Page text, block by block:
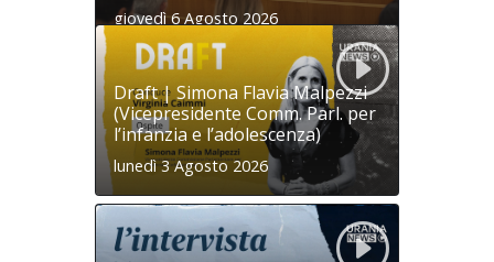
giovedì 6 Agosto 2026
Draft | Simona Flavia Malpezzi
(Vicepresidente Comm. Parl. per
l’infanzia e l’adolescenza)
lunedì 3 Agosto 2026